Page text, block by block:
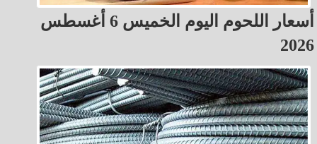
أسعار اللحوم اليوم الخميس 6 أغسطس
2026